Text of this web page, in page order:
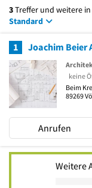
3Treffer und weitere
Standard
1 Joachim Beier
keine
Beim
89269
Anrufen
Weitere